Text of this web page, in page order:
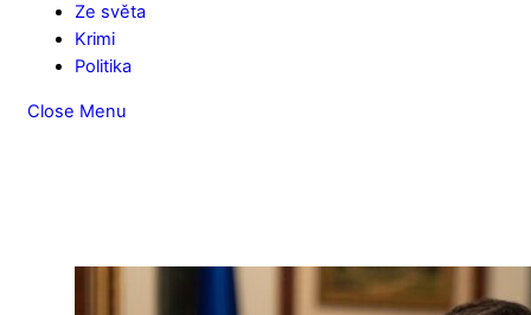
Ze světa
Krimi
Politika
Close Menu